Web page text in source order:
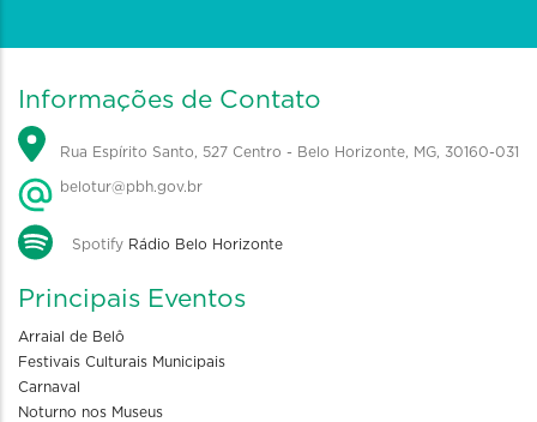
Informações de Contato
Rua Espírito Santo, 527 Centro - Belo Horizonte, MG, 30160-031
belotur@pbh.gov.br
Spotify Rádio Belo Horizonte
Principais Eventos
Arraial de Belô
Festivais Culturais Municipais
Carnaval
Noturno nos Museus